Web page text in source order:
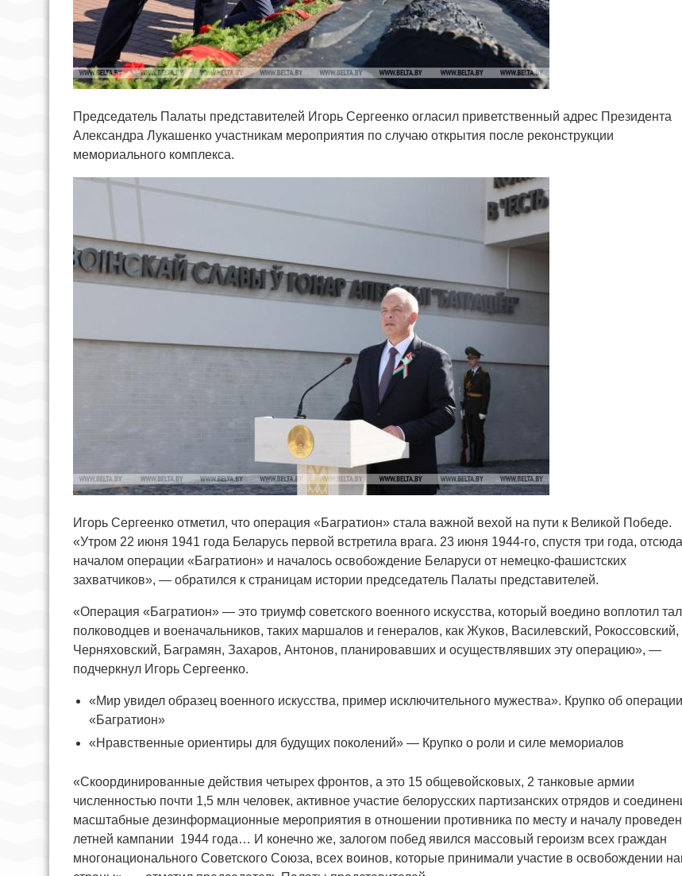
Председатель Палаты представителей Игорь Сергеенко огласил приветственный адрес Президента
Александра Лукашенко участникам мероприятия по случаю открытия после реконструкции
мемориального комплекса.
Игорь Сергеенко отметил, что операция «Багратион» стала важной вехой на пути к Великой Победе.
«Утром 22 июня 1941 года Беларусь первой встретила врага. 23 июня 1944-го, спустя три года,
началом операции «Багратион» и началось освобождение Беларуси от немецко-фашистских
захватчиков», — обратился к страницам истории председатель Палаты представителей.
«Операция «Багратион» — это триумф советского военного искусства, который воедино воплотил
полководцев и военачальников, таких маршалов и генералов, как Жуков, Василевский, Рокоссовский,
Черняховский, Баграмян, Захаров, Антонов, планировавших и осуществлявших эту операцию», —
подчеркнул Игорь Сергеенко.
«Мир увидел образец военного искусства, пример исключительного мужества». Крупко об операции
«Багратион»
«Нравственные ориентиры для будущих поколений» — Крупко о роли и силе мемориалов
«Скоординированные действия четырех фронтов, а это 15 общевойсковых, 2 танковые армии
численностью почти 1,5 млн человек, активное участие белорусских партизанских отрядов и
масштабные дезинформационные мероприятия в отношении противника по месту и началу
летней кампании 1944 года… И конечно же, залогом побед явился массовый героизм всех граждан
многонационального Советского Союза, всех воинов, которые принимали участие в освобождении